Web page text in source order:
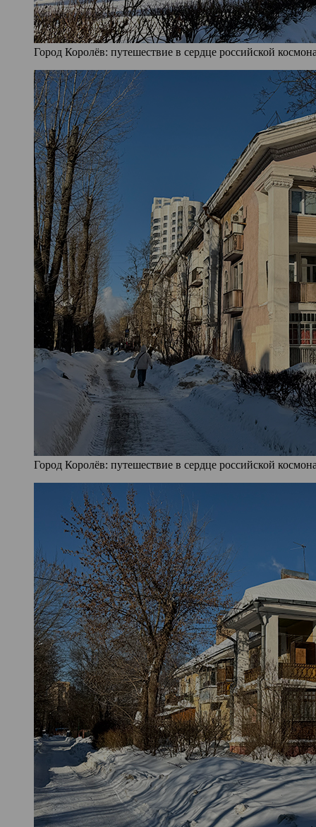
Город Королёв: путешествие в сердце российской
Город Королёв: путешествие в сердце российской